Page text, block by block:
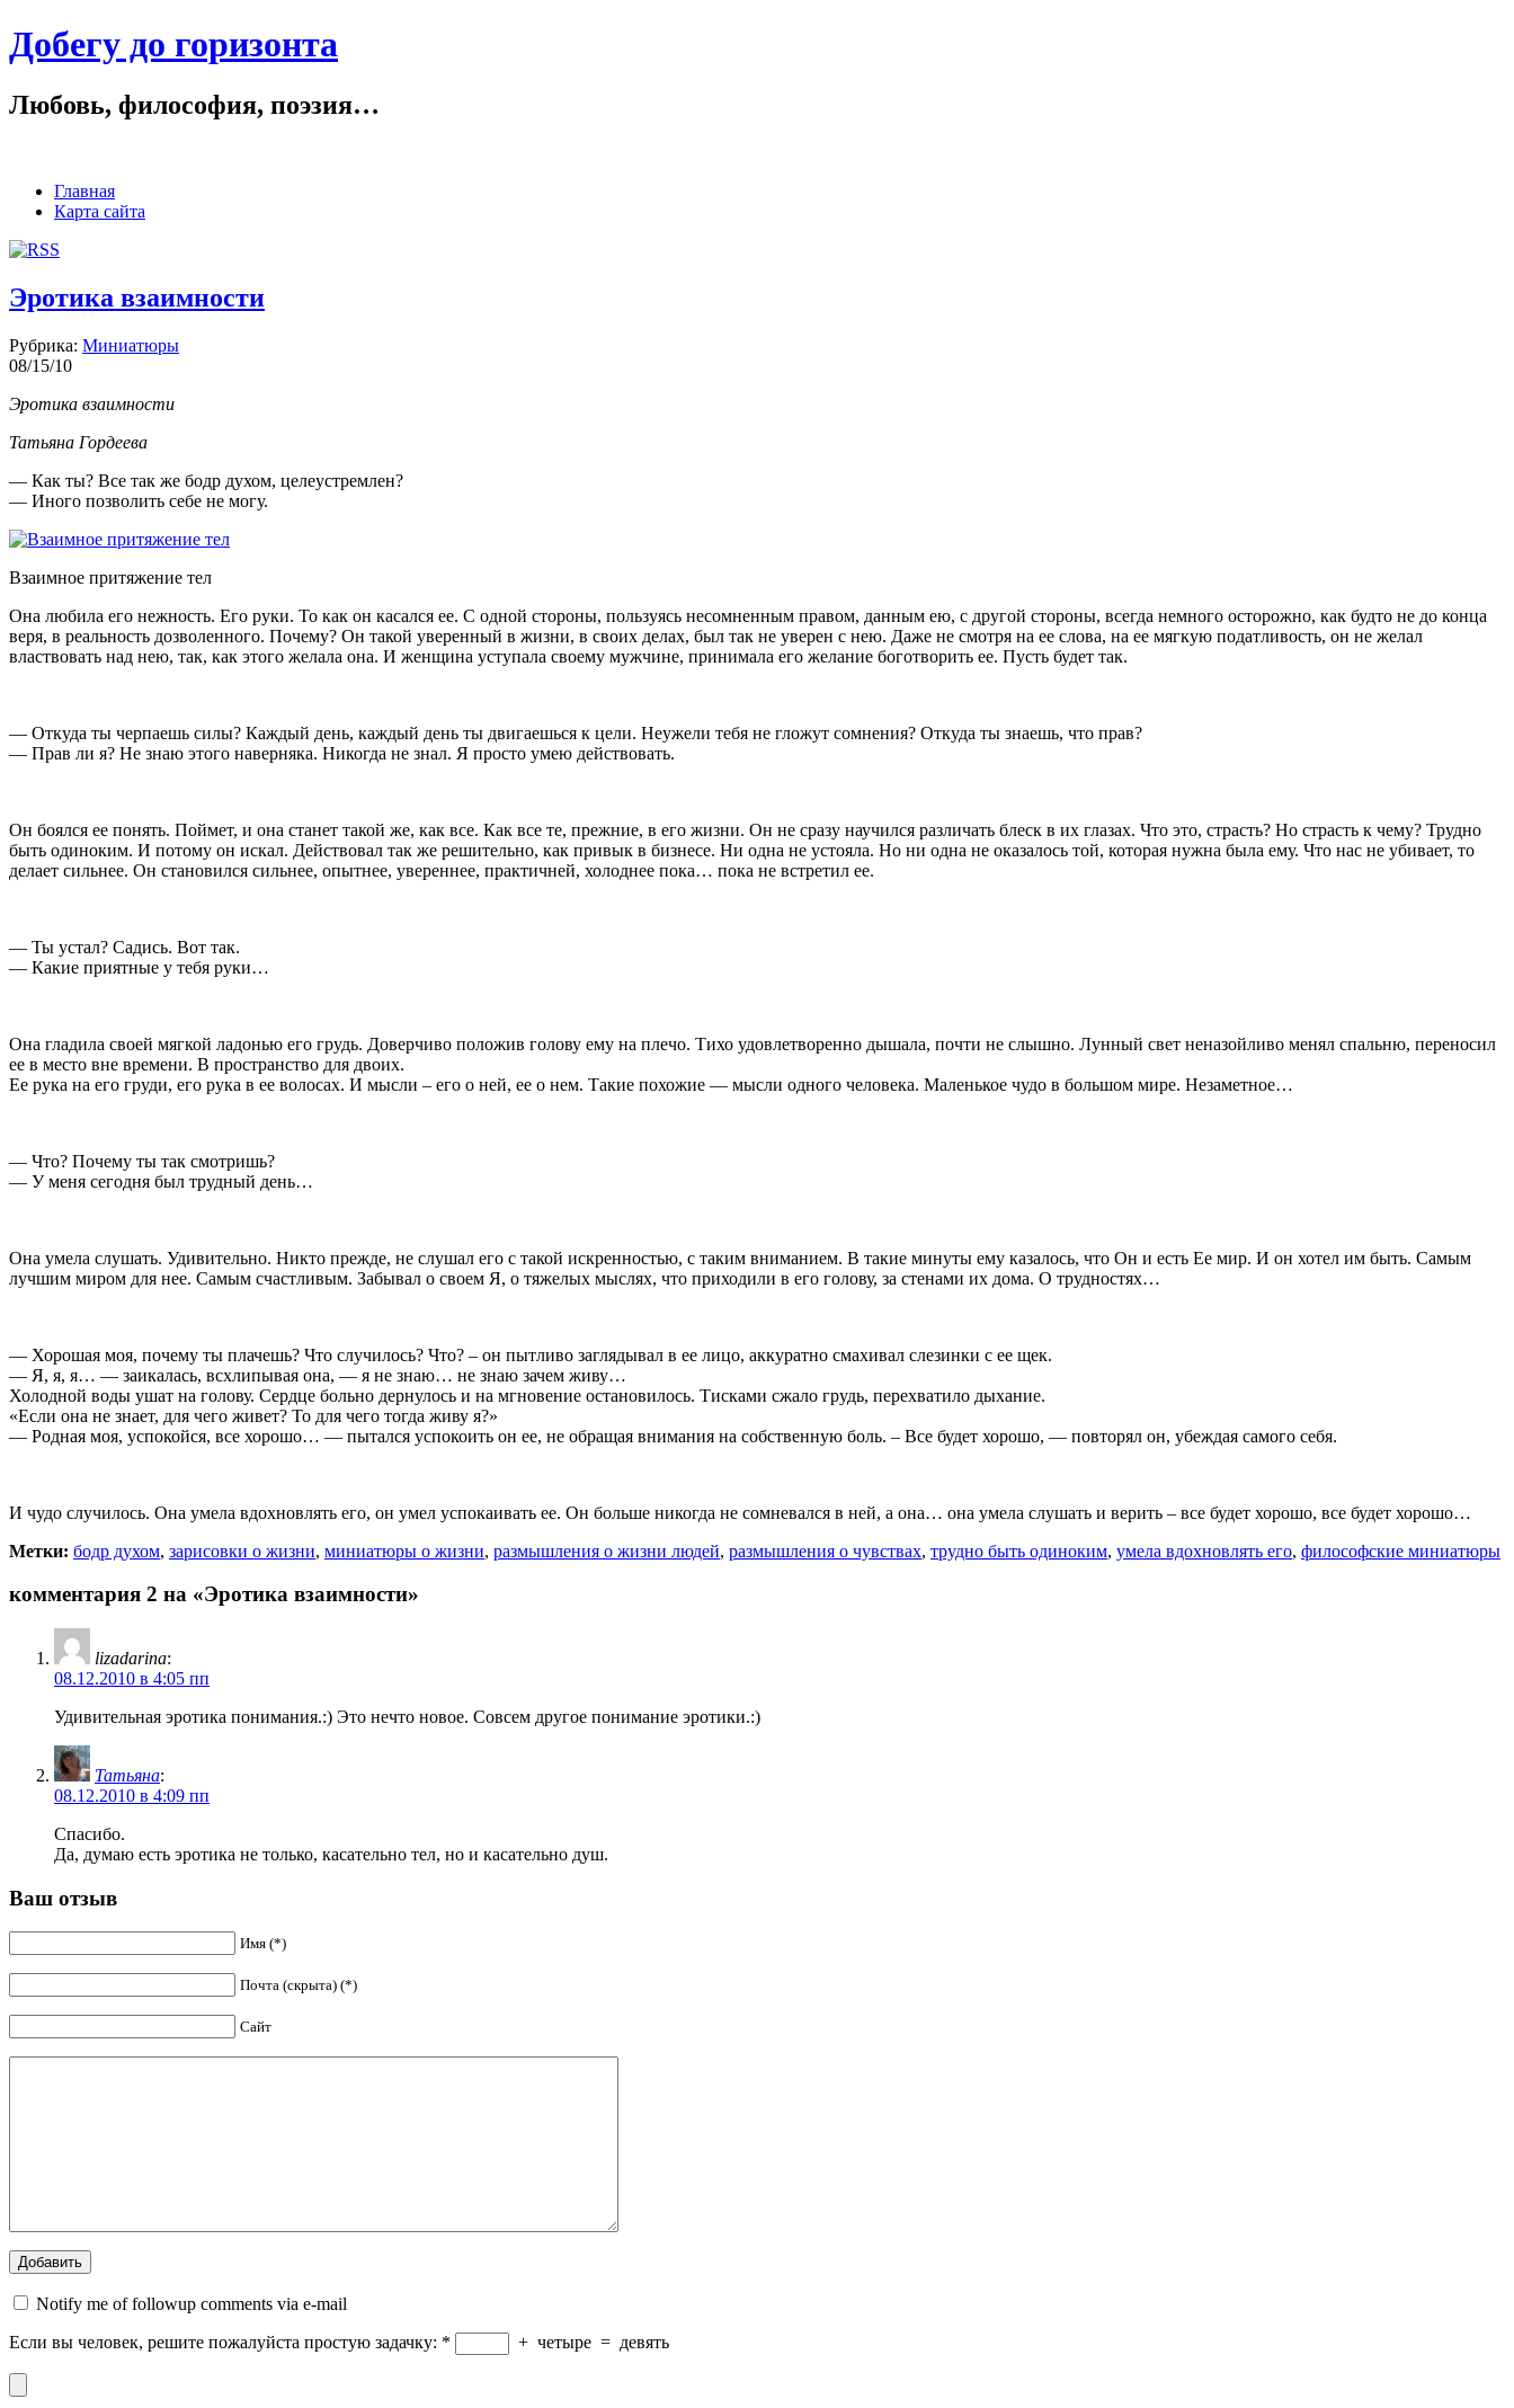
Добегу до горизонта
Любовь, философия, поэзия…
Главная
Карта сайта
Эротика взаимности
Рубрика: Миниатюры
08/15/10
Эротика взаимности
Татьяна Гордеева
— Как ты? Все так же бодр духом, целеустремлен?
— Иного позволить себе не могу.
Взаимное притяжение тел
Она любила его нежность. Его руки. То как он касался ее. С одной стороны, пользуясь несомненным правом, данным ею, с другой стороны, всегда немного осторожно, как будто не до конца
веря, в реальность дозволенного. Почему? Он такой уверенный в жизни, в своих делах, был так не уверен с нею. Даже не смотря на ее слова, на ее мягкую податливость, он не желал
властвовать над нею, так, как этого желала она. И женщина уступала своему мужчине, принимала его желание боготворить ее. Пусть будет так.
— Откуда ты черпаешь силы? Каждый день, каждый день ты двигаешься к цели. Неужели тебя не гложут сомнения? Откуда ты знаешь, что прав?
— Прав ли я? Не знаю этого наверняка. Никогда не знал. Я просто умею действовать.
Он боялся ее понять. Поймет, и она станет такой же, как все. Как все те, прежние, в его жизни. Он не сразу научился различать блеск в их глазах. Что это, страсть? Но страсть к чему? Трудно
быть одиноким. И потому он искал. Действовал так же решительно, как привык в бизнесе. Ни одна не устояла. Но ни одна не оказалось той, которая нужна была ему. Что нас не убивает, то
делает сильнее. Он становился сильнее, опытнее, увереннее, практичней, холоднее пока… пока не встретил ее.
— Ты устал? Садись. Вот так.
— Какие приятные у тебя руки…
Она гладила своей мягкой ладонью его грудь. Доверчиво положив голову ему на плечо. Тихо удовлетворенно дышала, почти не слышно. Лунный свет неназойливо менял спальню, переносил
ее в место вне времени. В пространство для двоих.
Ее рука на его груди, его рука в ее волосах. И мысли – его о ней, ее о нем. Такие похожие — мысли одного человека. Маленькое чудо в большом мире. Незаметное…
— Что? Почему ты так смотришь?
— У меня сегодня был трудный день…
Она умела слушать. Удивительно. Никто прежде, не слушал его с такой искренностью, с таким вниманием. В такие минуты ему казалось, что Он и есть Ее мир. И он хотел им быть. Самым
лучшим миром для нее. Самым счастливым. Забывал о своем Я, о тяжелых мыслях, что приходили в его голову, за стенами их дома. О трудностях…
— Хорошая моя, почему ты плачешь? Что случилось? Что? – он пытливо заглядывал в ее лицо, аккуратно смахивал слезинки с ее щек.
— Я, я, я… — заикалась, всхлипывая она, — я не знаю… не знаю зачем живу…
Холодной воды ушат на голову. Сердце больно дернулось и на мгновение остановилось. Тисками сжало грудь, перехватило дыхание.
«Если она не знает, для чего живет? То для чего тогда живу я?»
— Родная моя, успокойся, все хорошо… — пытался успокоить он ее, не обращая внимания на собственную боль. – Все будет хорошо, — повторял он, убеждая самого себя.
И чудо случилось. Она умела вдохновлять его, он умел успокаивать ее. Он больше никогда не сомневался в ней, а она… она умела слушать и верить – все будет хорошо, все будет хорошо…
Метки: бодр духом, зарисовки о жизни, миниатюры о жизни, размышления о жизни людей, размышления о чувствах, трудно быть одиноким, умела вдохновлять его, философские миниатюры
комментария 2 на «Эротика взаимности»
lizadarina:
08.12.2010 в 4:05 пп
Удивительная эротика понимания.:) Это нечто новое. Совсем другое понимание эротики.:)
Татьяна:
08.12.2010 в 4:09 пп
Спасибо.
Да, думаю есть эротика не только, касательно тел, но и касательно душ.
Ваш отзыв
Имя (*)
Почта (скрыта) (*)
Сайт
Notify me of followup comments via e-mail
Если вы человек, решите пожалуйста простую задачку: * + четыре = девять